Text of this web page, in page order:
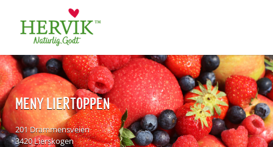
for:
MENY LIERTOPPEN
201 Drammensveien
3420 Lierskogen